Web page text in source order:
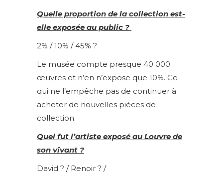
Quelle proportion de la collection est-
elle exposée au public ?
2% / 10% / 45% ?
Le musée compte presque 40 000
œuvres et n’en n’expose que 10%. Ce
qui ne l’empêche pas de continuer à
acheter de nouvelles pièces de
collection.
Quel fut l’artiste exposé au Louvre de
son vivant ?
David ? / Renoir ? /